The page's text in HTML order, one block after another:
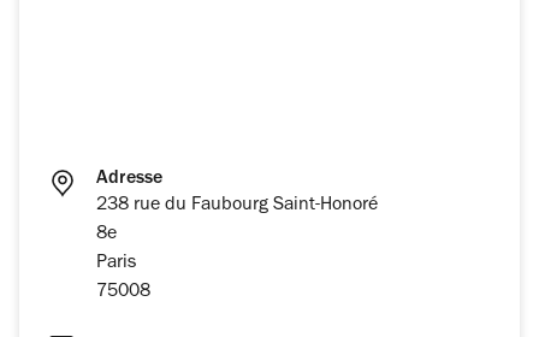
Adresse
238 rue du Faubourg Saint-Honoré
8e
Paris
75008